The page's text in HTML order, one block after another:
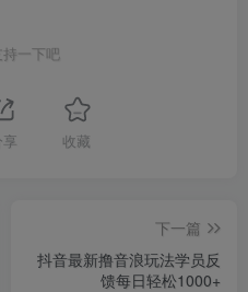
持一下吧
享 收藏
下一篇
抖音最新撸音浪玩法学员反
馈每日轻松1000+